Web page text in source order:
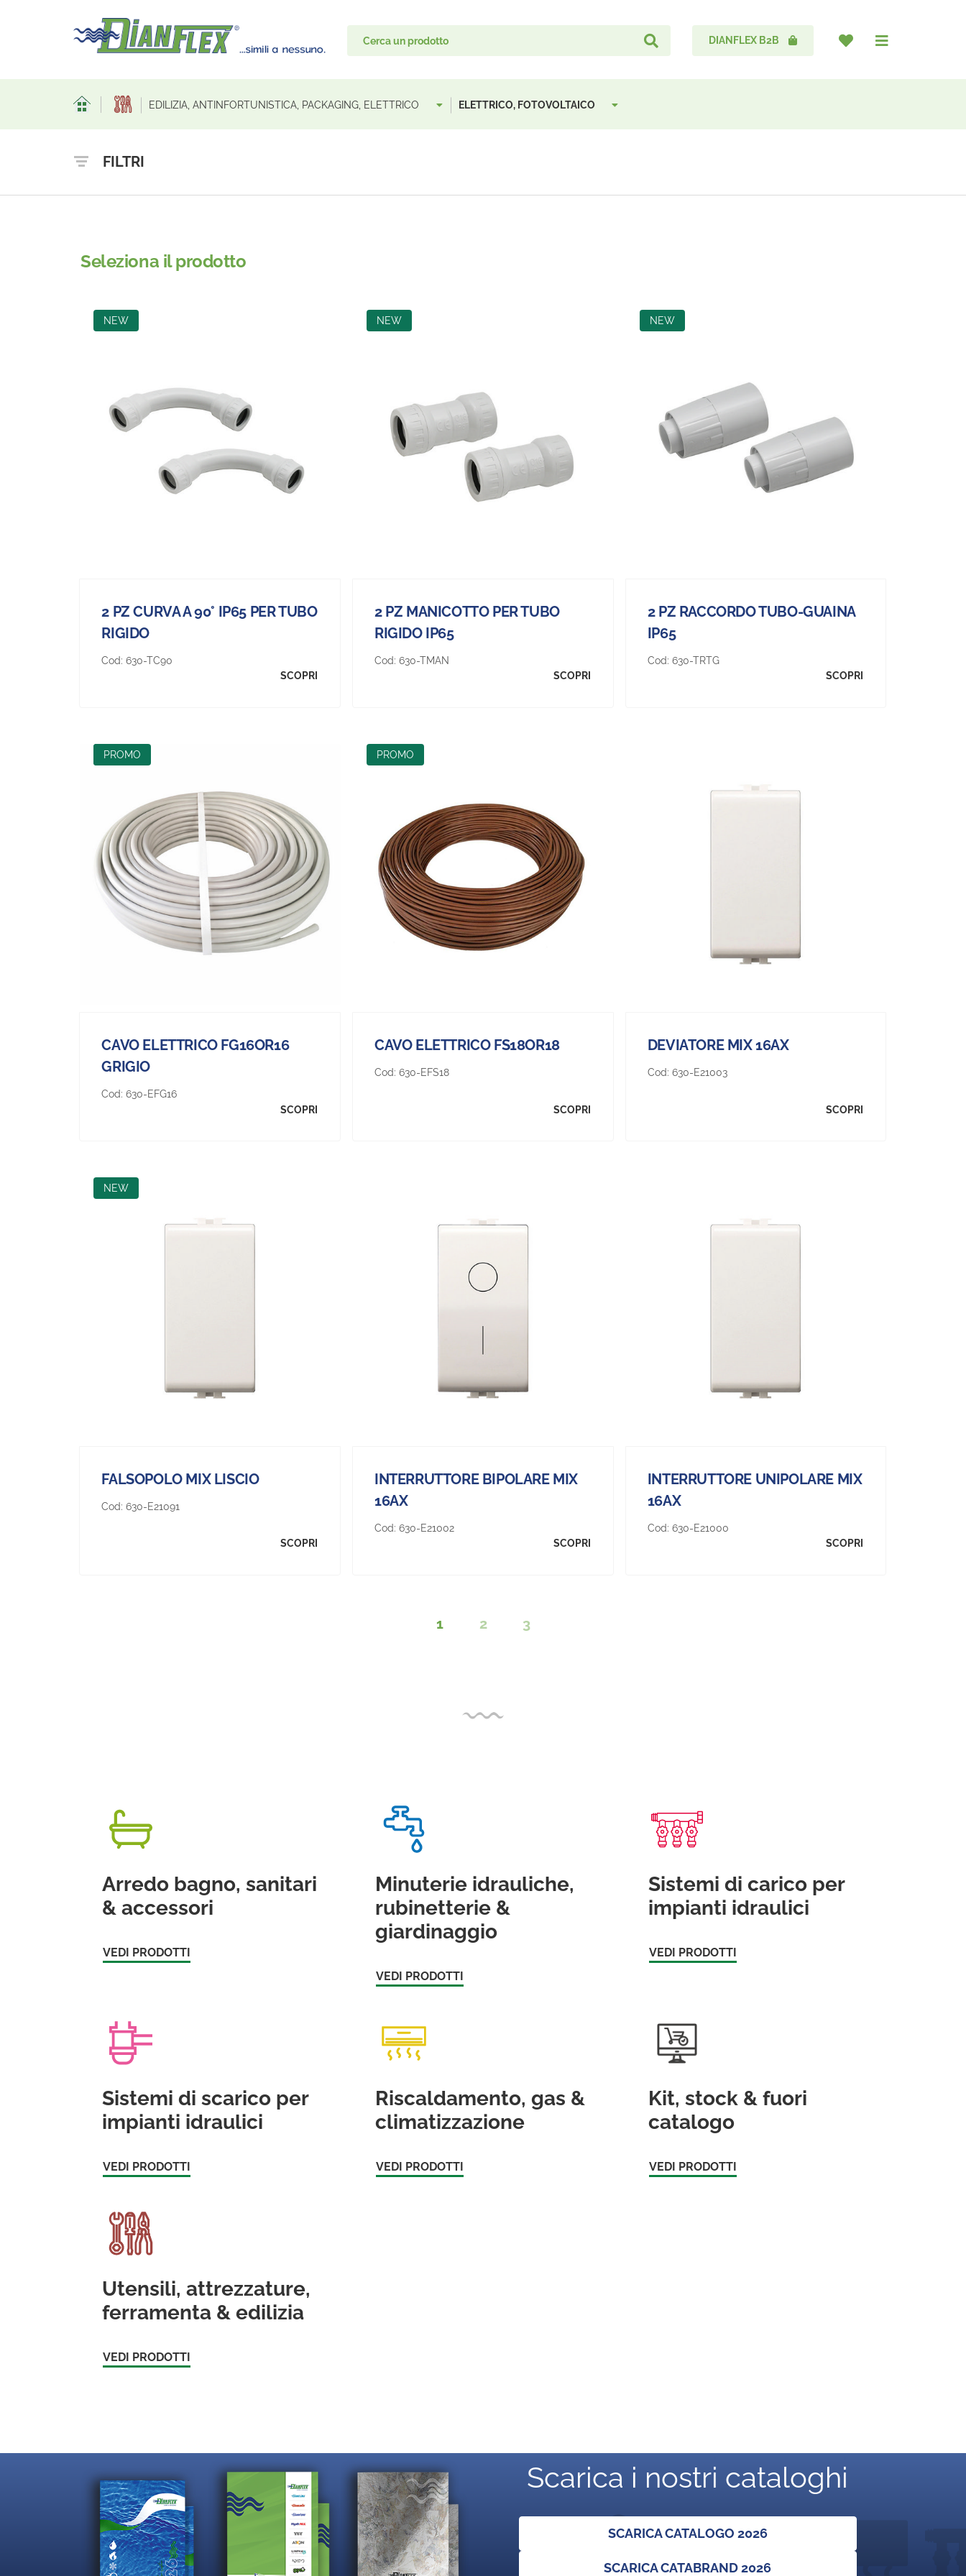
DIANFLEX B2B
EDILIZIA, ANTINFORTUNISTICA, PACKAGING, ELETTRICO ELETTRICO, FOTOVOLTAICO
FILTRI
Seleziona il prodotto
NEW
2 PZ CURVA A 90° IP65 PER TUBO
RIGIDO
Cod:630-TC90
SCOPRI
NEW
2 PZ MANICOTTO PER TUBO
RIGIDO IP65
Cod:630-TMAN
SCOPRI
NEW
2 PZ RACCORDO TUBO-GUAINA
IP65
Cod: 630-TRTG
SCOPRI
NEW
PROMO
CAVO ELETTRICO FG16OR16
GRIGIO
Cod:630-EFG16
SCOPRI
PROMO
CAVO ELETTRICO FS18OR18
Cod:630-EFS18
SCOPRI
DEVIATORE MIX 16AX
Cod: 630-E21003
SCOPRI
NEW
FALSOPOLO MIX LISCIO
Cod:630-E21091
SCOPRI
INTERRUTTORE BIPOLARE MIX
16AX
Cod:630-E21002
SCOPRI
INTERRUTTORE UNIPOLARE MIX
16AX
Cod: 630-E21000
SCOPRI
1 2 3
Arredo bagno, sanitari
& accessori
VEDI PRODOTTI
Minuterie idrauliche,
rubinetterie &
giardinaggio
VEDI PRODOTTI
Sistemi di carico per
impianti idraulici
VEDI PRODOTTI
Sistemi di scarico per
impianti idraulici
VEDI PRODOTTI
Riscaldamento, gas &
climatizzazione
VEDI PRODOTTI
Kit, stock & fuori
catalogo
VEDI PRODOTTI
Utensili, attrezzature,
ferramenta & edilizia
VEDI PRODOTTI
Scarica i nostri cataloghi
SCARICA CATALOGO 2026
SCARICA CATABRAND 2026